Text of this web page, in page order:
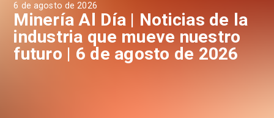
6 de agosto de 2026
Minería Al Día | Noticias de la
industria que mueve nuestro
futuro | 6 de agosto de 2026